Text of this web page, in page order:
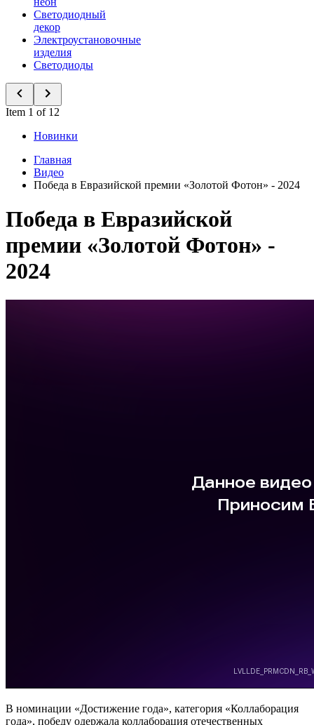
Светодиодный
декор
Электроустановочные
изделия
Светодиоды
Item 1 of 12
Новинки
Главная
Видео
Победа в Евразийской премии «Золотой Фотон» - 2024
Победа в Евразийской
премии «Золотой Фотон» -
2024
В номинации «Достижение года», категория «Коллаборация
года», победу одержала коллаборация отечественных